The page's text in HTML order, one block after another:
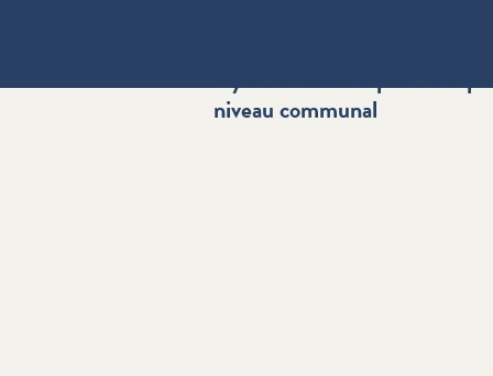
niveau communal